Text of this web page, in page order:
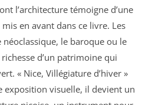
l’architecture témoigne d’une
en avant dans ce livre. Les
le baroque ou le
d’un patrimoine qui
« Nice, Villégiature d’hiver »
exposition visuelle, il devient un